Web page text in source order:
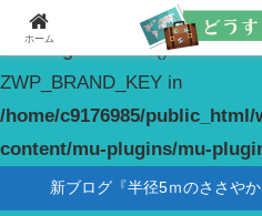
Warning
: constant(): Couldn't
ZWP_BRAND_KEY in
/home/c9176985/
content/mu-plugins/mu-
新ブログ『半径5ｍのささや
ホーム